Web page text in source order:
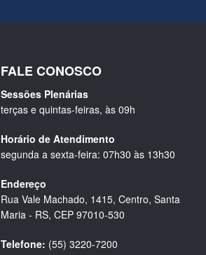
FALE CONOSCO
Sessões Plenárias
terças e quintas-feiras, às 09h
Horário de Atendimento
segunda a sexta-feira: 07h30 às 13h30
Endereço
Rua Vale Machado, 1415, Centro, Santa
Maria - RS, CEP 97010-530
Telefone: (55) 3220-7200